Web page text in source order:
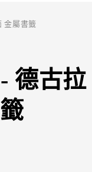
金屬書籤
德古